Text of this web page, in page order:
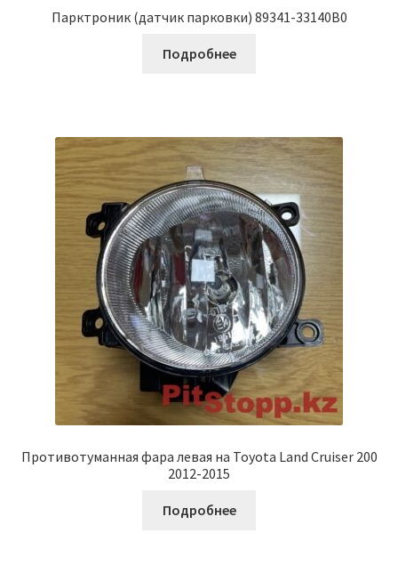
Парктроник (датчик парковки) 89341-33140B0
Подробнее
Противотуманная фара левая на Toyota Land Cruiser 200
2012-2015
Подробнее